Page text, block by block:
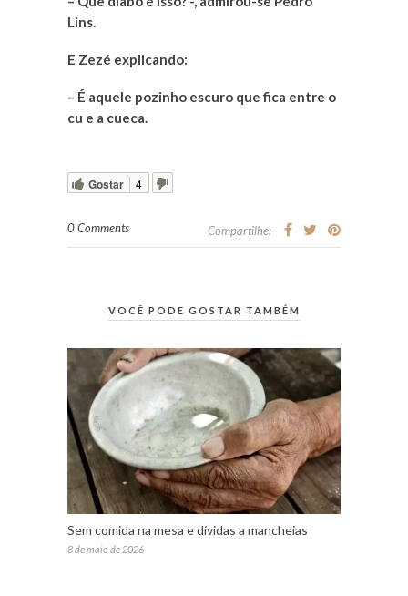
Lins.
E Zezé explicando:
– É aquele pozinho escuro que fica entre o
cu e a cueca.
Gostar 4
0 Comments Compartilhe:
VOCÊ PODE GOSTAR TAMBÉM
Sem comida na mesa e dívidas a mancheias
8 de maio de 2026